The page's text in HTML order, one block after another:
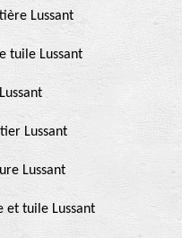
Lussant
tuile Lussant
Lussant
Lussant
et tuile Lussant